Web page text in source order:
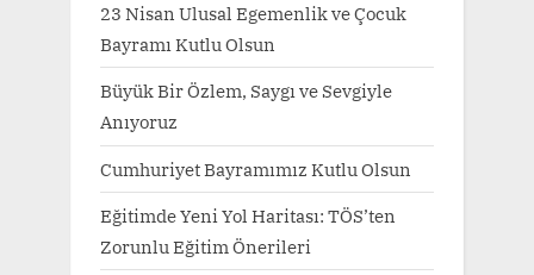
23 Nisan Ulusal Egemenlik ve Çocuk
Bayramı Kutlu Olsun
Büyük Bir Özlem, Saygı ve Sevgiyle
Anıyoruz
Cumhuriyet Bayramımız Kutlu Olsun
Eğitimde Yeni Yol Haritası: TÖS’ten
Zorunlu Eğitim Önerileri